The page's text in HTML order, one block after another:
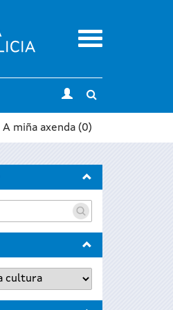
Menu
search
A miña axenda (0)